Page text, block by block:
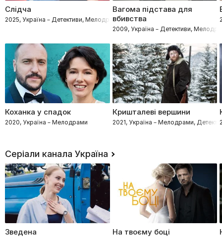
Слідча
2025, Україна – Детективи, Мелодрами, Процедурали
Вагома підстава для
вбивства
2009, Україна – Детективи,
Коханка у спадок
2020, Україна – Мелодрами
Кришталеві вершини
2021, Україна – Мелодрами,
Серіали канала Україна
Зведена На твоєму боці